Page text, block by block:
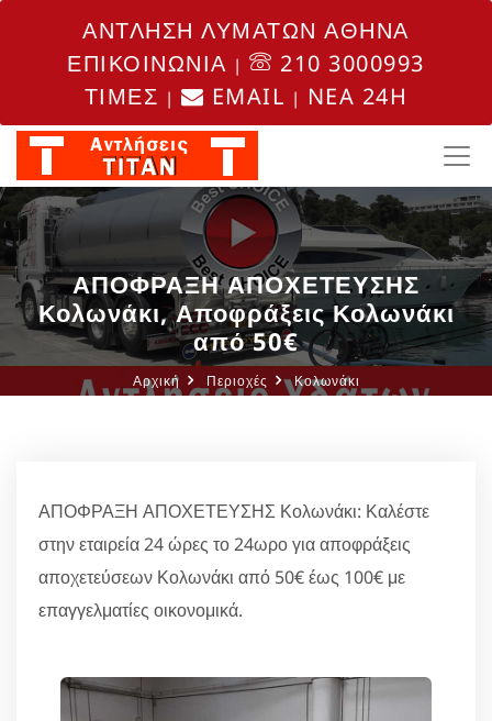
ΑΝΤΛΗΣΗ ΛΥΜΑΤΩΝ ΑΘΗΝΑ
ΕΠΙΚΟΙΝΩΝΙΑ |
210 3000993
ΤΙΜΕΣ | EMAIL | NEA 24H
ΑΠΟΦΡΑΞΗ ΑΠΟΧΕΤΕΥΣΗΣ
Κολωνάκι, Αποφράξεις Κολωνάκι
από 50€
Αρχική Περιοχές Κολωνάκι
ΑΠΟΦΡΑΞΗ ΑΠΟΧΕΤΕΥΣΗΣ Κολωνάκι: Καλέστε
στην εταιρεία 24 ώρες το 24ωρο για αποφράξεις
αποχετεύσεων Κολωνάκι από 50€ έως 100€ με
επαγγελματίες οικονομικά.